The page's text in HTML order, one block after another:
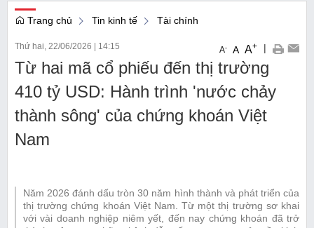
Trang chủ Tin kinh tế Tài chính
Thứ hai, 22/06/2026 14:15 A- A A+ |
Từ hai mã cổ phiếu đến thị trường
410 tỷ USD: Hành trình 'nước chảy
thành sông' của chứng khoán Việt
Nam
Năm 2026 đánh dấu tròn 30 năm hình thành và phát triển của
thị trường chứng khoán Việt Nam. Từ một thị trường sơ khai
với vài doanh nghiệp niêm yết, đến nay chứng khoán đã trở